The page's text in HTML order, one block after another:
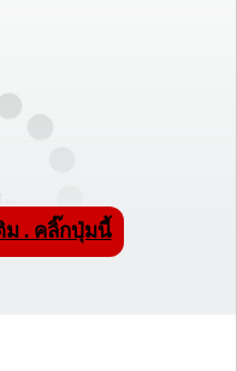
ม . คลิ๊กปุ่มนี้